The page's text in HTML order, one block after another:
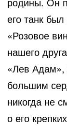
его танк
«Розовое
нашего
«Лев
большим
никогда не
о его